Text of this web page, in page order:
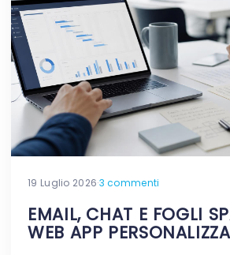
19 Luglio 2026·3 commenti
EMAIL, CHAT E FOGLI
WEB APP